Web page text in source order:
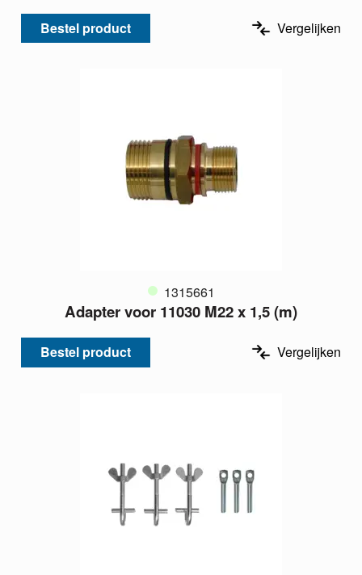
Bestel product Vergelijken
1315661
Adapter voor 11030 M22 x 1,5 (m)
Bestel product Vergelijken